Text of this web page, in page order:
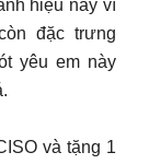
hiệu này vì
đặc trưng
yêu em này
và tặng 1